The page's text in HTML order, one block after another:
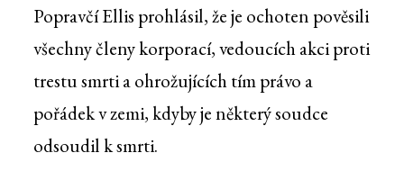
Popravčí Ellis prohlásil, že je ochoten pověsili
všechny členy korporací, vedoucích akci proti
trestu smrti a ohrožujících tím právo a
pořádek v zemi, kdyby je některý soudce
odsoudil k smrti.